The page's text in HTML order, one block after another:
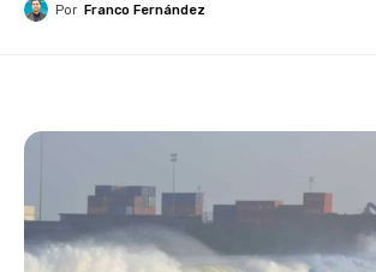
Por Franco Fernández